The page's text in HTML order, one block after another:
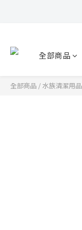
全部商品
全部商品 / 水族清潔用品